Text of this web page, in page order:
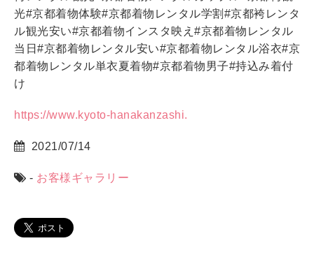
光#京都着物体験#京都着物レンタル学割 #京都袴レンタ
ル観光安い#京都着物インスタ映え #京都着物レンタル
当日 #京都着物レンタル安い#京都着物レンタル浴衣#京
都着物レンタル単衣夏着物#京都着物男子#持込み着付
け
https://www.kyoto-hanakanzashi.
2021/07/14
- お客様ギャラリー